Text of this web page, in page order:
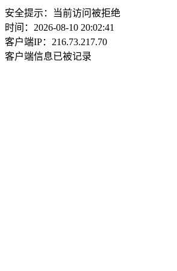
安全提示：当前访问被拒绝
时间：2026-08-10 20:02:41
客户端IP：216.73.217.70
客户端信息已被记录